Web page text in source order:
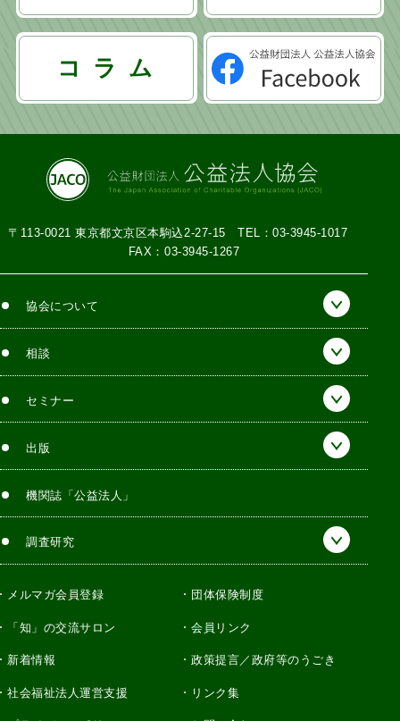
コ ラ ム
〒113-0021 東京都文京区本駒込2-27-15TEL：03-3945-1017
FAX：03-3945-1267
協会について
相談
セミナー
出版
機関誌「公益法人」
調査研究
メルマガ会員登録 団体保険制度
「知」の交流サロン 会員リンク
新着情報 政策提言／政府等のうごき
社会福祉法人運営支援 リンク集